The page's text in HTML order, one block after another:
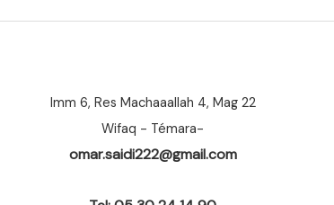
Imm 6, Res Machaaallah 4, Mag 22
Wifaq - Témara-
omar.saidi222@gmail.com